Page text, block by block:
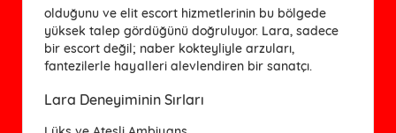
olduğunu ve elit escort hizmetlerinin bu bölgede
yüksek talep gördüğünü doğruluyor. Lara, sadece
bir escort değil; naber kokteyliyle arzuları,
fantezilerle hayalleri alevlendiren bir sanatçı.
Lara Deneyiminin Sırları